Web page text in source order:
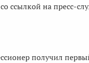
ссылкой на пресс-
получил